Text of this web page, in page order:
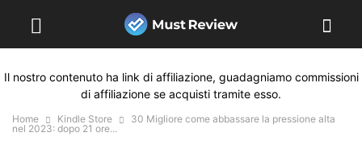
Il nostro contenuto ha link di affiliazione, guadagniamo commissioni
di affiliazione se acquisti tramite esso.
Home Kindle Store
30 Migliore come abbassare la pressione alta
nel 2023: dopo 21 ore...